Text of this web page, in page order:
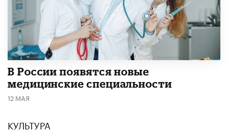
В России появятся новые
медицинские специальности
12 МАЯ
КУЛЬТУРА